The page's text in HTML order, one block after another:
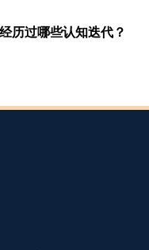
历过哪些认知迭代？